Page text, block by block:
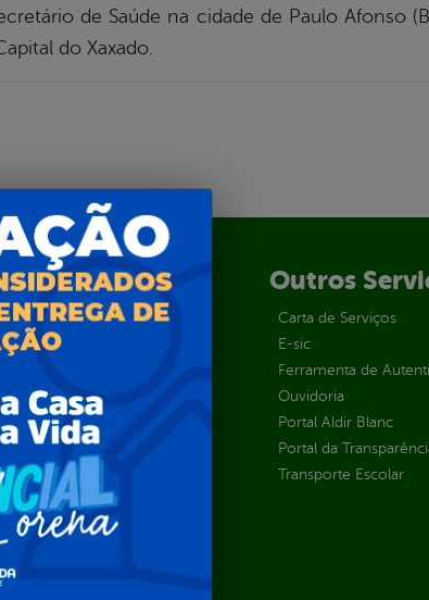
de Saúde na cidade de Paulo Afonso
do Xaxado.
solicitar
sua Solicitação
e autoridades
Recurso
um pedido
Outros
Carta de Serviços
E-sic
Ferramenta de
Ouvidoria
Portal Aldir Blanc
Portal da
Transporte Escolar